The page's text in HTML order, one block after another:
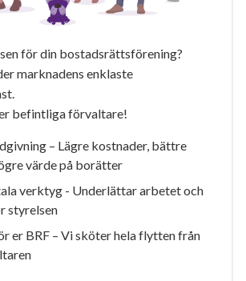
för din bostadsrättsförening?
marknadens enklaste
befintliga förvaltare!
– Lägre kostnader, bättre
värde på borätter
verktyg - Underlättar arbetet och
styrelsen
er BRF – Vi sköter hela flytten från